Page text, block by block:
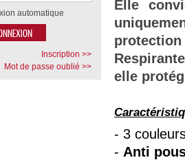
Elle
protection
elle
- 3
- Anti
automatique
Inscription >>
Mot de passe oublié >>